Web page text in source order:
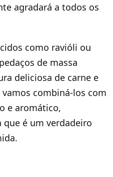
agradará a todos os
como ravióli ou
de massa
deliciosa de carne e
combiná-los com
e aromático,
é um verdadeiro